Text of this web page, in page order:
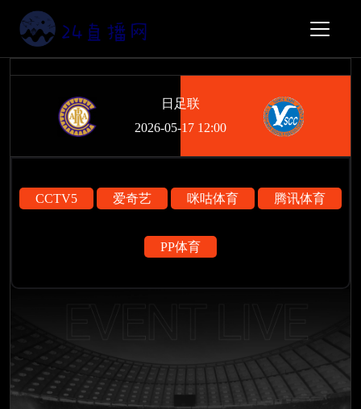
日足联
2026-05-17 12:00
CCTV5 爱奇艺 咪咕体育 腾讯体育
PP体育